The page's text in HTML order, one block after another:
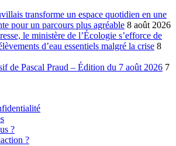
transforme un espace quotidien en une
pour un parcours plus agréable 8 août 2026
le ministère de l’Écologie s’efforce de
d’eau essentiels malgré la crise 8
de Pascal Praud – Édition du 7 août 2026 7
?
?